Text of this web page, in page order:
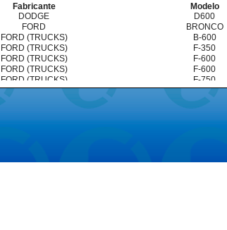
Fabricante Modelo
DODGE D600
FORD BRONCO
FORD (TRUCKS) B-600
FORD (TRUCKS) F-350
FORD (TRUCKS) F-600
FORD (TRUCKS) F-600
FORD (TRUCKS) F-750